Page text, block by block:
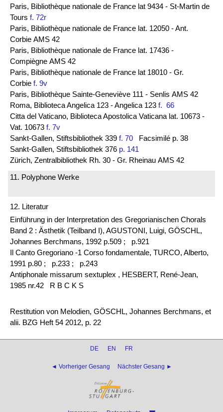
Paris, Bibliothèque nationale de France lat 9434 - St-Martin de
Tours f. 72r
Paris, Bibliothèque nationale de France lat. 12050 - Ant.
Corbie AMS 42
Paris, Bibliothèque nationale de France lat. 17436 -
Compiègne AMS 42
Paris, Bibliothèque nationale de France lat 18010 - Gr.
Corbie f. 9v
Paris, Bibliothèque Sainte-Geneviève 111 - Senlis AMS 42
Roma, Biblioteca Angelica 123 - Angelica 123 f. 66
Citta del Vaticano, Biblioteca Apostolica Vaticana lat. 10673 -
Vat. 10673 f. 7v
Sankt-Gallen, Stiftsbibliothek 339 f. 70 Facsimilé p. 38
Sankt-Gallen, Stiftsbibliothek 376 p. 141
Zürich, Zentralbibliothek Rh. 30 - Gr. Rheinau AMS 42
11. Polyphone Werke
12. Literatur
Einführung in der Interpretation des Gregorianischen Chorals
Band 2 : Ästhetik (Teilband I), AGUSTONI, Luigi, GÖSCHL,
Johannes Berchmans, 1992 p.509 ;
p.921
Il Canto Gregoriano -1 Corso fondamentale, TURCO, Alberto,
1991 p.80 ;
p.233 ;
p.243
Antiphonale missarum sextuplex , HESBERT, René-Jean,
1985 nr.42 R B C K S
Restitution von Melodien, GÖSCHL, Johannes Berchmans, et
alii. BZG Heft 54 2012, p. 22
DE EN FR
◄ Vorheriger Gesang Nächster Gesang ►